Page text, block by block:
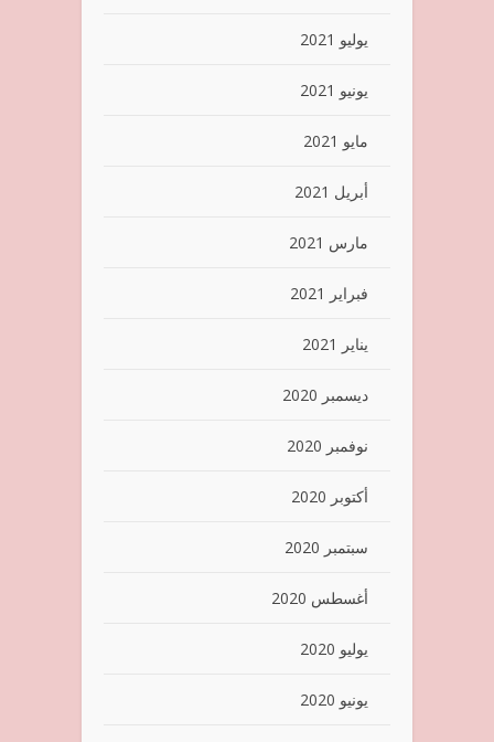
يوليو 2021
يونيو 2021
مايو 2021
أبريل 2021
مارس 2021
فبراير 2021
يناير 2021
ديسمبر 2020
نوفمبر 2020
أكتوبر 2020
سبتمبر 2020
أغسطس 2020
يوليو 2020
يونيو 2020